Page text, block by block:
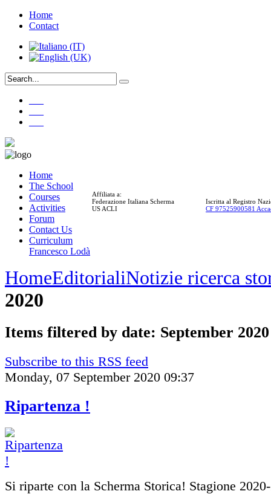
Home
Contact
Affiliata a:
Federazione Italiana Scherma
US ACLI
Iscritta al Registro
CF 97525900581
Home
The School
Courses
Activities
Forum
Contact Us
Curriculum
Francesco Lodà
HomeEditorialiNotizie ricerca
2020
Items filtered by date: September 2020
Subscribe to this RSS feed
Monday, 07 September 2020 09:37
Ripartenza !
Si riparte con la Scherma Storica! Stagione